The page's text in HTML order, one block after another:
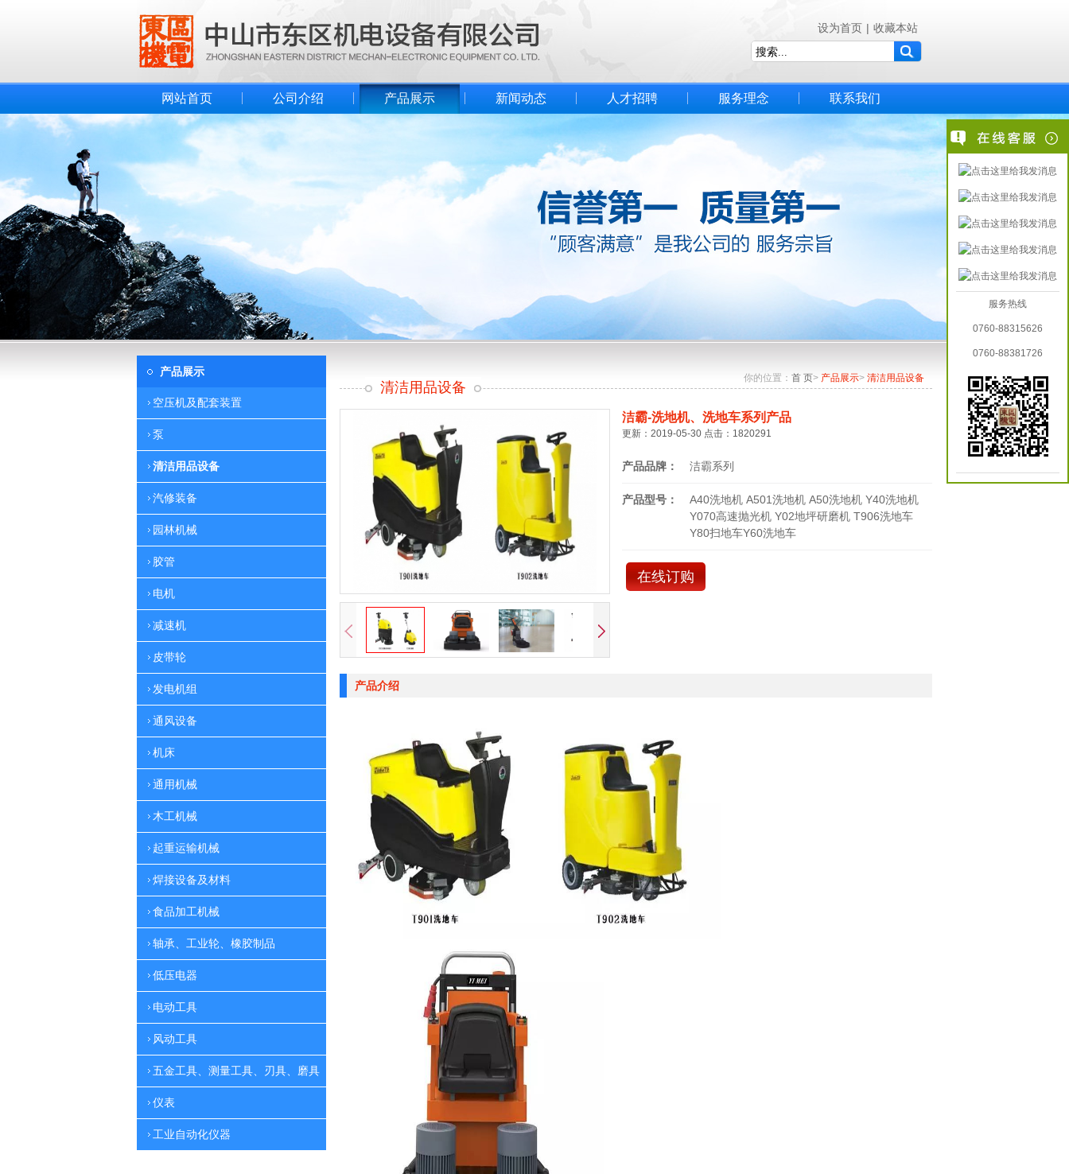
设为首页 | 收藏本站
网站首页 公司介绍 产品展示 新闻动态 人才招聘 服务理念 联系我们
产品展示
空压机及配套装置
泵
清洁用品设备
汽修装备
园林机械
胶管
电机
减速机
皮带轮
发电机组
通风设备
机床
通用机械
木工机械
起重运输机械
焊接设备及材料
食品加工机械
轴承、工业轮、橡胶制品
低压电器
电动工具
风动工具
五金工具、测量工具、刃具、磨具
仪表
工业自动化仪器
你的位置： 首 页> 产品展示> 清洁用品设备
清洁用品设备
洁霸-洗地机、洗地车系列产品
更新：2019-05-30 点击：1820291
产品品牌： 洁霸系列
产品型号：
A40洗地机 A501洗地机 A50洗地机 Y40洗地机
Y070高速抛光机 Y02地坪研磨机 T906洗地车
Y80扫地车Y60洗地车
在线订购
产品介绍
服务热线
0760-88315626
0760-88381726